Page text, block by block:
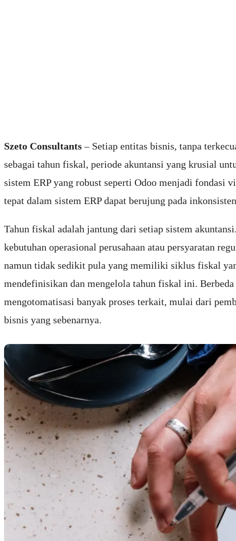
Szeto Consultants– Setiap entitas bisnis, tanpa
sebagai tahun fiskal, periode akuntansi yang krusial
sistem ERP yang robust seperti Odoo menjadi fondasi
tepat dalam sistem ERP dapat berujung pada
Tahun fiskal adalah jantung dari setiap sistem
kebutuhan operasional perusahaan atau persyaratan
namun tidak sedikit pula yang memiliki siklus fiskal
mendefinisikan dan mengelola tahun fiskal ini. Berbeda
mengotomatisasi banyak proses terkait, mulai dari
bisnis yang sebenarnya.